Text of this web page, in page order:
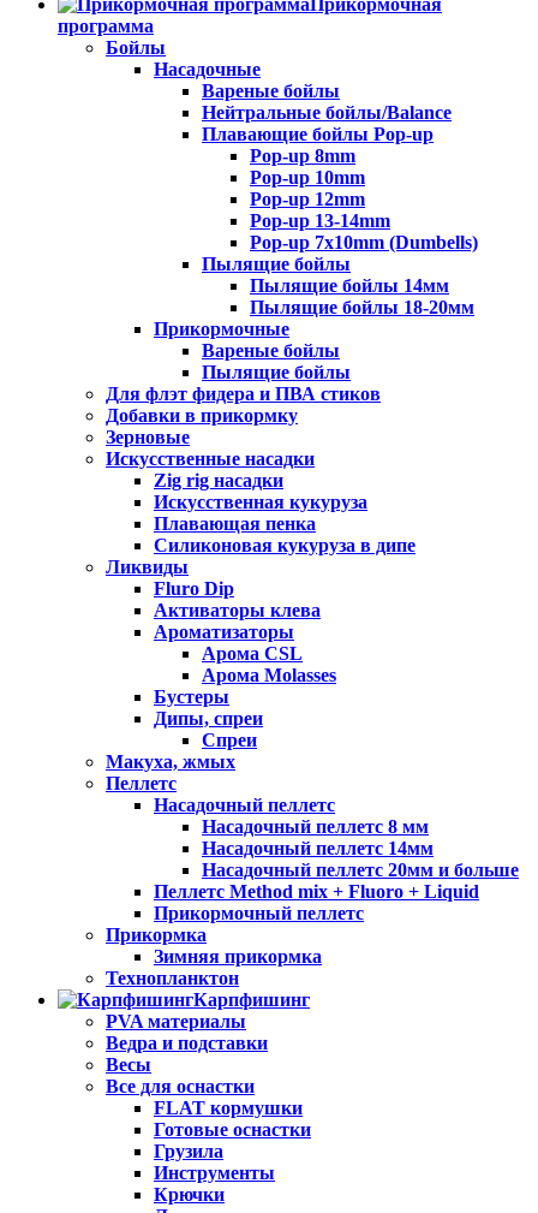
Прикормочная
программа
Бойлы
Насадочные
Вареные бойлы
Нейтральные бойлы/Balance
Плавающие бойлы Pop-up
Pop-up 8mm
Pop-up 10mm
Pop-up 12mm
Pop-up 13-14mm
Pop-up 7x10mm (Dumbells)
Пылящие бойлы
Пылящие бойлы 14мм
Пылящие бойлы 18-20мм
Прикормочные
Вареные бойлы
Пылящие бойлы
Для флэт фидера и ПВА стиков
Добавки в прикормку
Зерновые
Искусственные насадки
Zig rig насадки
Искусственная кукуруза
Плавающая пенка
Силиконовая кукуруза в дипе
Ликвиды
Fluro Dip
Активаторы клева
Ароматизаторы
Арома CSL
Арома Molasses
Бустеры
Дипы, спреи
Спреи
Макуха, жмых
Пеллетс
Насадочный пеллетс
Насадочный пеллетс 8 мм
Насадочный пеллетс 14мм
Насадочный пеллетс 20мм и больше
Пеллетс Method mix + Fluoro + Liquid
Прикормочный пеллетс
Прикормка
Зимняя прикормка
Технопланктон
Карпфишинг
PVA материалы
Ведра и подставки
Весы
Все для оснастки
FLAT кормушки
Готовые оснастки
Грузила
Инструменты
Крючки